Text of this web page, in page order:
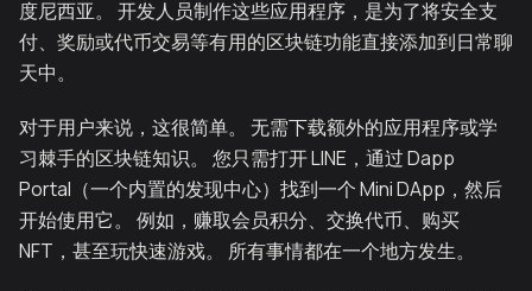
度尼西亚。 开发人员制作这些应用程序，是为了将安全支
付、奖励或代币交易等有用的区块链功能直接添加到日常聊
天中。
对于用户来说，这很简单。 无需下载额外的应用程序或学
习棘手的区块链知识。 您只需打开 LINE，通过 Dapp
Portal（一个内置的发现中心）找到一个 Mini DApp，然后
开始使用它。 例如，赚取会员积分、交换代币、购买
NFT，甚至玩快速游戏。 所有事情都在一个地方发生。